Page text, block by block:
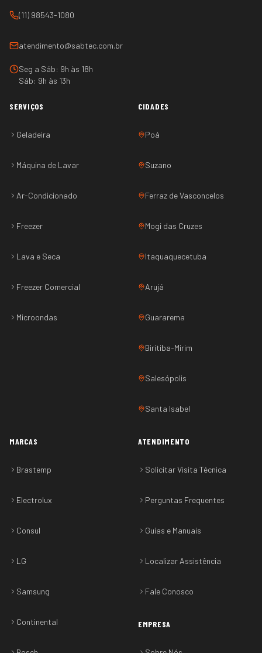
(11) 98543-1080
atendimento@sabtec.com.br
Seg a Sáb: 9h às 18h
Sáb: 9h às 13h
SERVIÇOS
Geladeira
Máquina de Lavar
Ar-Condicionado
Freezer
Lava e Seca
Freezer Comercial
Microondas
CIDADES
Poá
Suzano
Ferraz de Vasconcelos
Mogi das Cruzes
Itaquaquecetuba
Arujá
Guararema
Biritiba-Mirim
Salesópolis
Santa Isabel
MARCAS
Brastemp
Electrolux
Consul
LG
Samsung
Continental
ATENDIMENTO
Solicitar Visita Técnica
Perguntas Frequentes
Guias e Manuais
Localizar Assistência
Fale Conosco
EMPRESA